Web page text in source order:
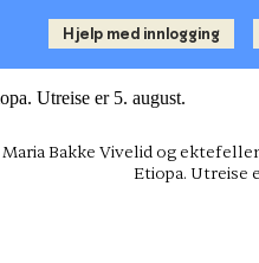
Hjelp med innlogging
Maria Bakke Vivelid og
Etiopa. Utreise